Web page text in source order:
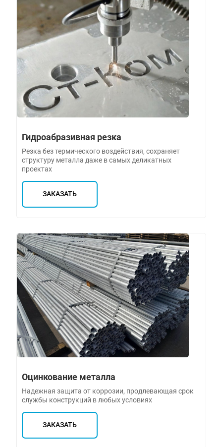
Гидроабразивная резка
Резка без термического воздействия, сохраняет
структуру металла даже в самых деликатных
проектах
ЗАКАЗАТЬ
Оцинкование металла
Надежная защита от коррозии, продлевающая срок
службы конструкций в любых условиях
ЗАКАЗАТЬ